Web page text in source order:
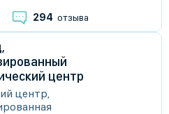
294 отзыва
центр
центр,